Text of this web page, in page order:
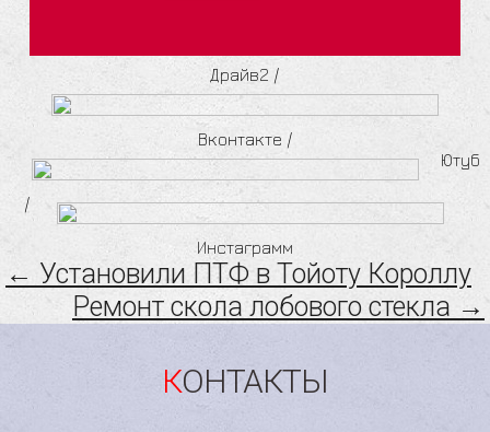
Драйв2 /
Вконтакте /
Ютуб
/
Инстаграмм
← Установили ПТФ в Тойоту Короллу
Ремонт скола лобового стекла →
КОНТАКТЫ